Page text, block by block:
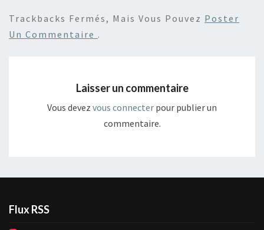
Trackbacks Fermés, Mais Vous Pouvez Poster
Un Commentaire .
Laisser un commentaire
Vous devez vous connecter pour publier un
commentaire.
Flux RSS